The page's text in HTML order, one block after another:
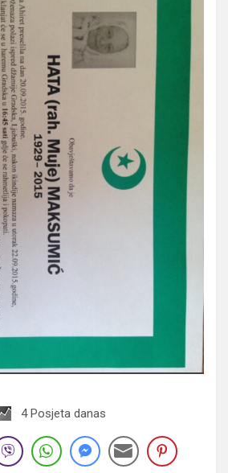
4 Posjeta danas